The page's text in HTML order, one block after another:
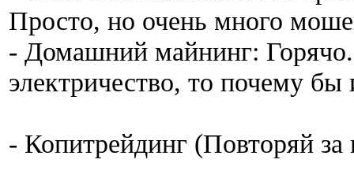
Просто, но очень много
- Домашний майнинг:
электричество, то почему бы
- Копитрейдинг (Повторяй